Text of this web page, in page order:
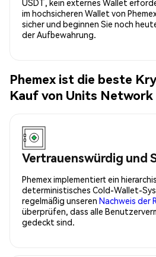
USDT, kein externes Wallet
im hochsicheren Wallet von
sicher und beginnen Sie noch
der Aufbewahrung.
Phemex ist die beste
Kauf von Units Network
Vertrauenswürdig und
Phemex implementiert ein
deterministisches Cold-Wallet-
regelmäßig unseren Nachweis der
überprüfen, dass alle
gedeckt sind.